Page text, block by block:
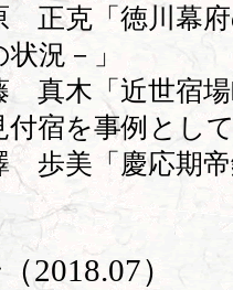
正克「徳川幕府
況－」
真木「近世宿場
付宿を事例とし
歩美「慶応期帝
2018.07）